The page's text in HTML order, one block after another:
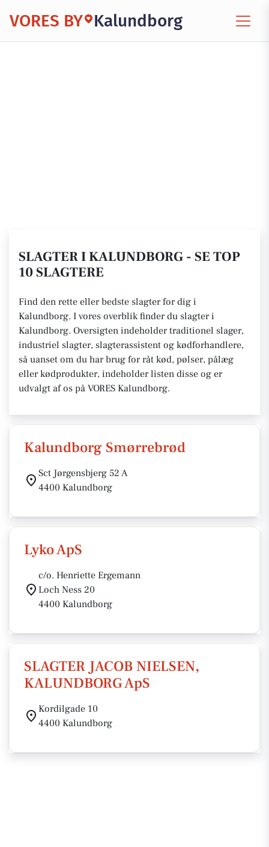
VORES BY Kalundborg
SLAGTER I KALUNDBORG - SE TOP
10 SLAGTERE
Find den rette eller bedste slagter for dig i
Kalundborg. I vores overblik finder du slagter i
Kalundborg. Oversigten indeholder traditionel slager,
industriel slagter, slagterassistent og kødforhandlere,
så uanset om du har brug for råt kød, pølser, pålæg
eller kødprodukter, indeholder listen disse og er
udvalgt af os på VORES Kalundborg.
Kalundborg Smørrebrød
Sct Jørgensbjerg 52 A
4400 Kalundborg
Lyko ApS
c/o. Henriette Ergemann
Loch Ness 20
4400 Kalundborg
SLAGTER JACOB NIELSEN,
KALUNDBORG ApS
Kordilgade 10
4400 Kalundborg